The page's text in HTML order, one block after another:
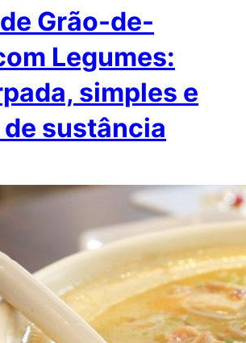
Grão-de-
Legumes:
simples e
sustância